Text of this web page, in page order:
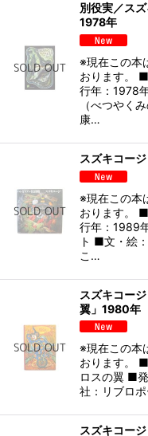
別役実／ス
1978年
※現在この本
おります。
行年：1978
（べつやく
康…
スズキコー
※現在この本
おります。
行年：1989
ト ■文・絵
こ…
スズキコー
翼」1980年
※現在この本
おります。
ロスの翼 ■
社：リブロ
スズキコー